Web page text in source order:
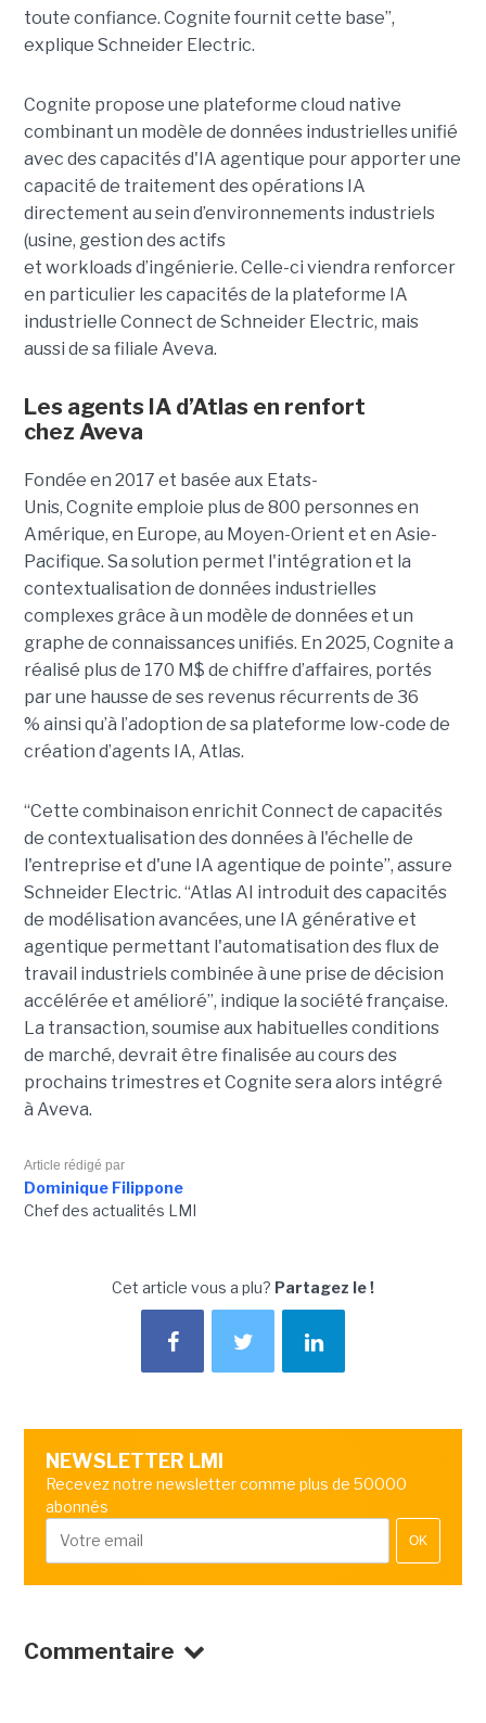
toute confiance. Cognite fournit cette base”,
explique Schneider Electric.
Cognite propose une plateforme cloud native
combinant un modèle de données industrielles unifié
avec des capacités d'IA agentique pour apporter une
capacité de traitement des opérations IA
directement au sein d’environnements industriels
(usine, gestion des actifs
et workloads d’ingénierie. Celle-ci viendra renforcer
en particulier les capacités de la plateforme IA
industrielle Connect de Schneider Electric, mais
aussi de sa filiale Aveva.
Les agents IA d’Atlas en renfort
chez Aveva
Fondée en 2017 et basée aux Etats-
Unis, Cognite emploie plus de 800 personnes en
Amérique, en Europe, au Moyen-Orient et en Asie-
Pacifique. Sa solution permet l'intégration et la
contextualisation de données industrielles
complexes grâce à un modèle de données et un
graphe de connaissances unifiés. En 2025, Cognite a
réalisé plus de 170 M$ de chiffre d’affaires, portés
par une hausse de ses revenus récurrents de 36
% ainsi qu’à l’adoption de sa plateforme low-code de
création d’agents IA, Atlas.
“Cette combinaison enrichit Connect de capacités
de contextualisation des données à l'échelle de
l'entreprise et d'une IA agentique de pointe”, assure
Schneider Electric. “Atlas AI introduit des capacités
de modélisation avancées, une IA générative et
agentique permettant l'automatisation des flux de
travail industriels combinée à une prise de décision
accélérée et amélioré”, indique la société française.
La transaction, soumise aux habituelles conditions
de marché, devrait être finalisée au cours des
prochains trimestres et Cognite sera alors intégré
à Aveva.
Article rédigé par
Dominique Filippone
Chef des actualités LMI
Cet article vous a plu? Partagez le !
NEWSLETTER LMI
Recevez notre newsletter comme plus de 50000
abonnés
OK
Commentaire